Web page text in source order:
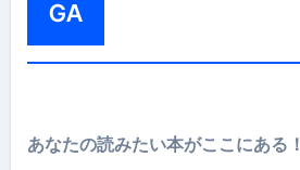
GA
あなたの読みたい本がここにある！